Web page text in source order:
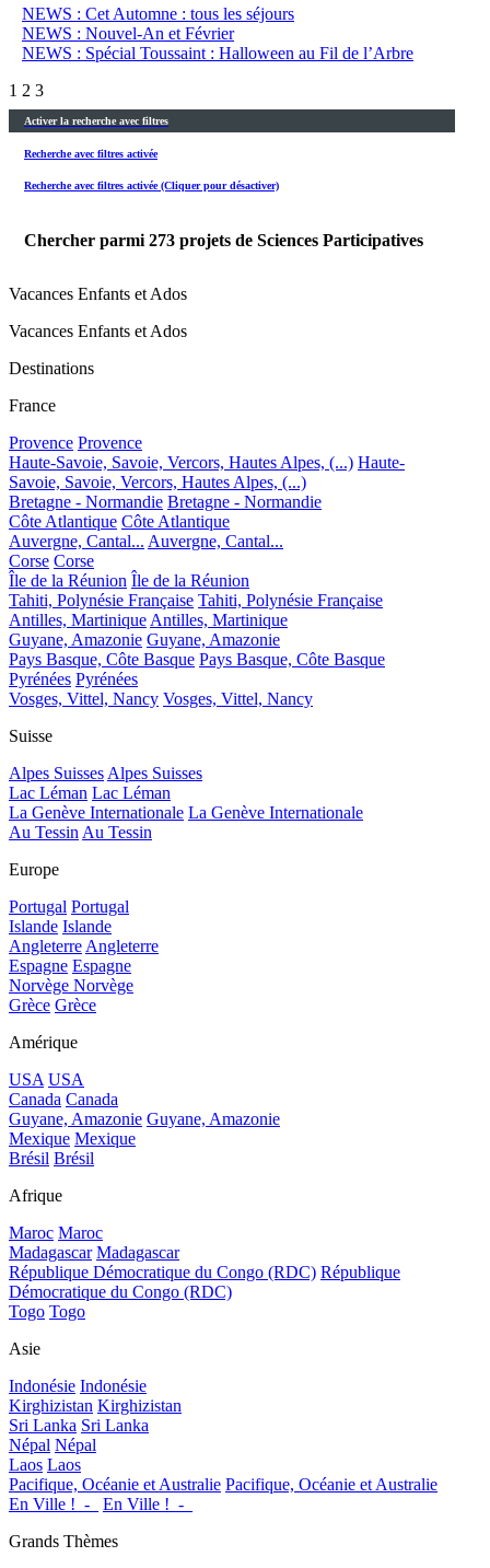
NEWS : Cet Automne : tous les séjours
NEWS : Nouvel-An et Février
NEWS : Spécial Toussaint : Halloween au Fil de l’Arbre
1 2 3
Activer la recherche avec filtres
Recherche avec filtres activée
Recherche avec filtres activée (Cliquer pour désactiver)
Chercher parmi 273 projets de Sciences Participatives
Vacances Enfants et Ados
Vacances Enfants et Ados
Destinations
France
Provence Provence
Haute-Savoie, Savoie, Vercors, Hautes Alpes, (...) Haute-
Savoie, Savoie, Vercors, Hautes Alpes, (...)
Bretagne - Normandie Bretagne - Normandie
Côte Atlantique Côte Atlantique
Auvergne, Cantal... Auvergne, Cantal...
Corse Corse
Île de la Réunion Île de la Réunion
Tahiti, Polynésie Française Tahiti, Polynésie Française
Antilles, MartiniqueAntilles, Martinique
Guyane, Amazonie Guyane, Amazonie
Pays Basque, Côte Basque Pays Basque, Côte Basque
Pyrénées Pyrénées
Vosges, Vittel, Nancy Vosges, Vittel, Nancy
Suisse
Alpes SuissesAlpes Suisses
Lac Léman Lac Léman
La Genève Internationale La Genève Internationale
Au TessinAu Tessin
Europe
Portugal Portugal
Islande Islande
AngleterreAngleterre
Espagne Espagne
Norvège Norvège
Grèce Grèce
Amérique
USA USA
Canada Canada
Guyane, Amazonie Guyane, Amazonie
Mexique Mexique
Brésil Brésil
Afrique
Maroc Maroc
Madagascar Madagascar
République Démocratique du Congo (RDC) République
Démocratique du Congo (RDC)
Togo Togo
Asie
Indonésie Indonésie
Kirghizistan Kirghizistan
Sri Lanka Sri Lanka
Népal Népal
Laos Laos
Pacifique, Océanie et Australie Pacifique, Océanie et Australie
En Ville !_-_
En Ville !_-_
Grands Thèmes